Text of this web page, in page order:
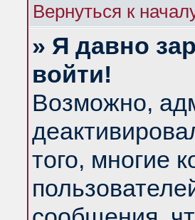
Вернуться к
» Я давно
войти!
Возможно,
того, многие